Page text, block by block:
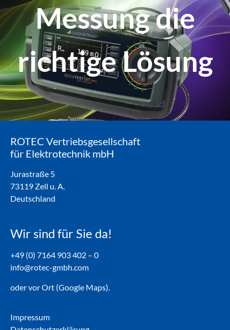
Messung die
richtige Lösung
ROTEC Vertriebsgesellschaft
für Elektrotechnik mbH
Jurastraße 5
73119 Zell u. A.
Deutschland
Wir sind für Sie da!
+49 (0) 7164 903 402 – 0
info@rotec-gmbh.com
oder vor Ort (Google Maps).
Impressum